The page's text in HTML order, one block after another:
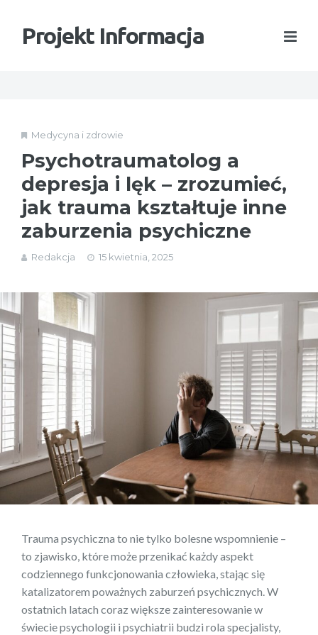
Projekt Informacja
Medycyna i zdrowie
Psychotraumatolog a
depresja i lęk – zrozumieć,
jak trauma kształtuje inne
zaburzenia psychiczne
Redakcja 15 kwietnia, 2025
Trauma psychiczna to nie tylko bolesne wspomnienie –
to zjawisko, które może przenikać każdy aspekt
codziennego funkcjonowania człowieka, stając się
katalizatorem poważnych zaburzeń psychicznych. W
ostatnich latach coraz większe zainteresowanie w
świecie psychologii i psychiatrii budzi rola specjalisty,